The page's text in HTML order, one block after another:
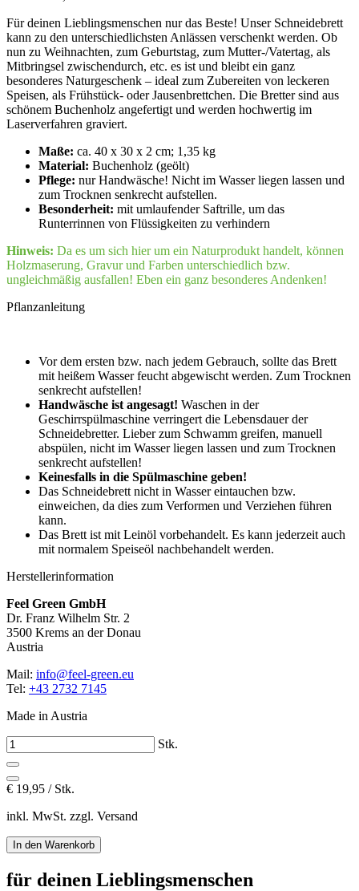
Für deinen Lieblingsmenschen nur das Beste! Unser Schneidebrett
kann zu den unterschiedlichsten Anlässen verschenkt werden. Ob
nun zu Weihnachten, zum Geburtstag, zum Mutter-/Vatertag, als
Mitbringsel zwischendurch, etc. es ist und bleibt ein ganz
besonderes Naturgeschenk – ideal zum Zubereiten von leckeren
Speisen, als Frühstück- oder Jausenbrettchen. Die Bretter sind aus
schönem Buchenholz angefertigt und werden hochwertig im
Laserverfahren graviert.
Maße: ca. 40 x 30 x 2 cm; 1,35 kg
Material: Buchenholz (geölt)
Pflege: nur Handwäsche! Nicht im Wasser liegen lassen und
zum Trocknen senkrecht aufstellen.
Besonderheit: mit umlaufender Saftrille, um das
Runterrinnen von Flüssigkeiten zu verhindern
Hinweis: Da es um sich hier um ein Naturprodukt handelt, können
Holzmaserung, Gravur und Farben unterschiedlich bzw.
ungleichmäßig ausfallen! Eben ein ganz besonderes Andenken!
Pflanzanleitung
Vor dem ersten bzw. nach jedem Gebrauch, sollte das Brett
mit heißem Wasser feucht abgewischt werden. Zum Trocknen
senkrecht aufstellen!
Handwäsche ist angesagt! Waschen in der
Geschirrspülmaschine verringert die Lebensdauer der
Schneidebretter. Lieber zum Schwamm greifen, manuell
abspülen, nicht im Wasser liegen lassen und zum Trocknen
senkrecht aufstellen!
Keinesfalls in die Spülmaschine geben!
Das Schneidebrett nicht in Wasser eintauchen bzw.
einweichen, da dies zum Verformen und Verziehen führen
kann.
Das Brett ist mit Leinöl vorbehandelt. Es kann jederzeit auch
mit normalem Speiseöl nachbehandelt werden.
Herstellerinformation
Feel Green GmbH
Dr. Franz Wilhelm Str. 2
3500 Krems an der Donau
Austria
Mail: info@feel-green.eu
Tel: +43 2732 7145
Made in Austria
Stk.
€ 19,95 / Stk.
inkl. MwSt. zzgl. Versand
für deinen Lieblingsmenschen